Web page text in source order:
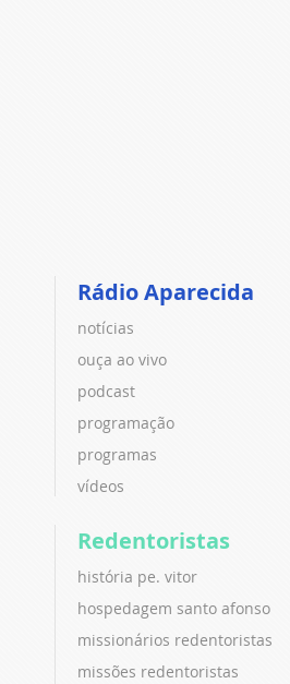
Rádio Aparecida
notícias
ouça ao vivo
podcast
programação
programas
vídeos
Redentoristas
história pe. vitor
hospedagem santo afonso
missionários redentoristas
missões redentoristas